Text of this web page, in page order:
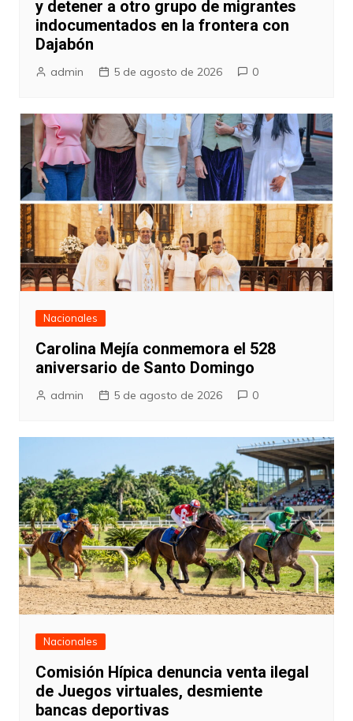
y detener a otro grupo de migrantes
indocumentados en la frontera con
Dajabón
admin 5 de agosto de 2026 0
Nacionales
Carolina Mejía conmemora el 528
aniversario de Santo Domingo
admin 5 de agosto de 2026 0
Nacionales
Comisión Hípica denuncia venta ilegal
de Juegos virtuales, desmiente
bancas deportivas